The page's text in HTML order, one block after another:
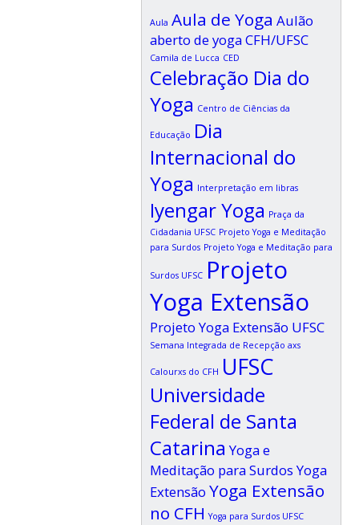
Aula Aula de Yoga Aulão
aberto de yoga CFH/UFSC
Camila de Lucca CED
Celebração Dia do
Yoga Centro de Ciências da
Educação Dia
Internacional do
Yoga Interpretação em libras
Iyengar Yoga Praça da
Cidadania UFSC Projeto Yoga e Meditação
para Surdos Projeto Yoga e Meditação para
Surdos UFSC Projeto
Yoga Extensão
Projeto Yoga Extensão UFSC
Semana Integrada de Recepção axs
Calourxs do CFH UFSC
Universidade
Federal de Santa
Catarina Yoga e
Meditação para Surdos Yoga
Extensão Yoga Extensão
no CFH Yoga para Surdos UFSC